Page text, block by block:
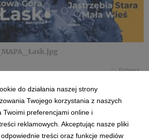
Pobierz
do działania naszej strony
Twojego korzystania z naszych
Twoimi preferencjami online i
reklamowych. Akceptując nasze pliki
treści oraz funkcje mediów